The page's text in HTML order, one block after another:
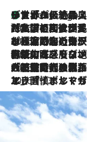
4 Hours Ago
リスボンの絶品スイーツ「パステル・デ・ナタ」とは？ポルトガル伝統の奥深い世界へ
2026.7.27
「私の祖国はポルトガル語です」国民的詩人フェルナンド・ペソアと、彼が愛した文学の街を歩く
2026.7.26
ポルトガル近海が育む極上の海の幸。キリリと冷えた白ワインと愉しむ、シーフード専門店の贅沢
2026.7.22
伝統の味をモダンに昇華。高感度な地元客が集う、リスボンの最旬ガストロノミー
2026.7.21
大航海時代の栄華から、震災、独裁、そして革命へ。ポルトガル・首都リスボンの石畳に刻まれた「歴史の光と影」
2026.7.13
エッセイ・ヤマザキマリ「慎ましくも美しき国 ポルトガル」